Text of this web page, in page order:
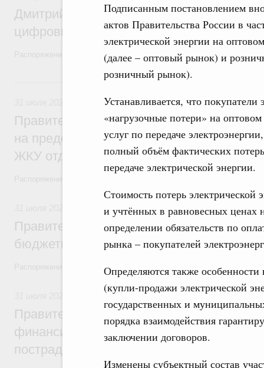
Подписанным постановлением
актов Правительства России в
электрической энергии на
(далее – оптовый рынок) и
розничный рынок).
Устанавливается, что покупатели
«нагрузочные потери» на
услуг по передаче
полный объём фактических
передаче электрической энергии.
Стоимость потерь электрической
и учтённых в равновесных ценах
определении обязательств по
рынка – покупателей
Определяются также особенности
(купли-продажи электрической
государственных и
порядка взаимодействия
заключении договоров.
Изменены субъектный состав
Дмитрий Григоренко возглавил штаб по
цифровых платформ
Распоряжение от 25 июля 2026 года №1966-р
31 июля, пятница
Социальная поддержка отдельных
Правительство направит регионам
на предоставление мер социальной
ЖКУ отдельным категориям граждан
Бюджеты субъектов Федерации.
Правительство спишет часть
бюджетным кредитам ещё двум
Распоряжение от 29 июля 2026 года №2016-р
Чрезвычайные ситуации и ликвидация их
Правительство выделило
финансирование Дагестану и Чечне на
пострадавшим от наводнения